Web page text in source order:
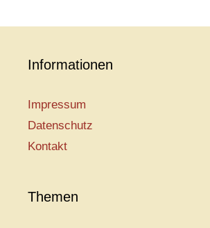
Informationen
Impressum
Datenschutz
Kontakt
Themen